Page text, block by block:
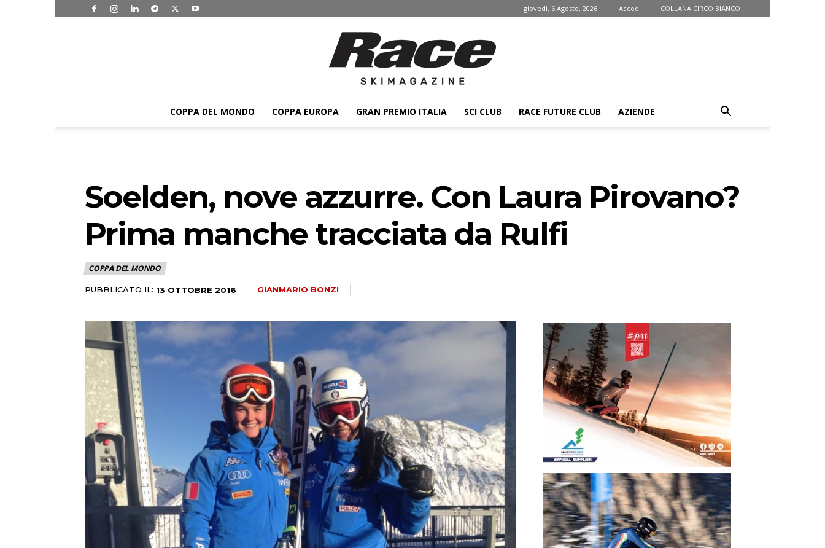
giovedì, 6 Agosto, 2026 Accedi COLLANA CIRCO BIANCO
ski
COPPA DEL MONDO COPPA EUROPA GRAN PREMIO ITALIA SCI CLUB RACE FUTURE CLUB AZIENDE
Soelden, nove azzurre. Con Laura Pirovano?
Prima manche tracciata da Rulfi
COPPA DEL MONDO
PUBBLICATO IL: 13 OTTOBRE 2016 GIANMARIO BONZI